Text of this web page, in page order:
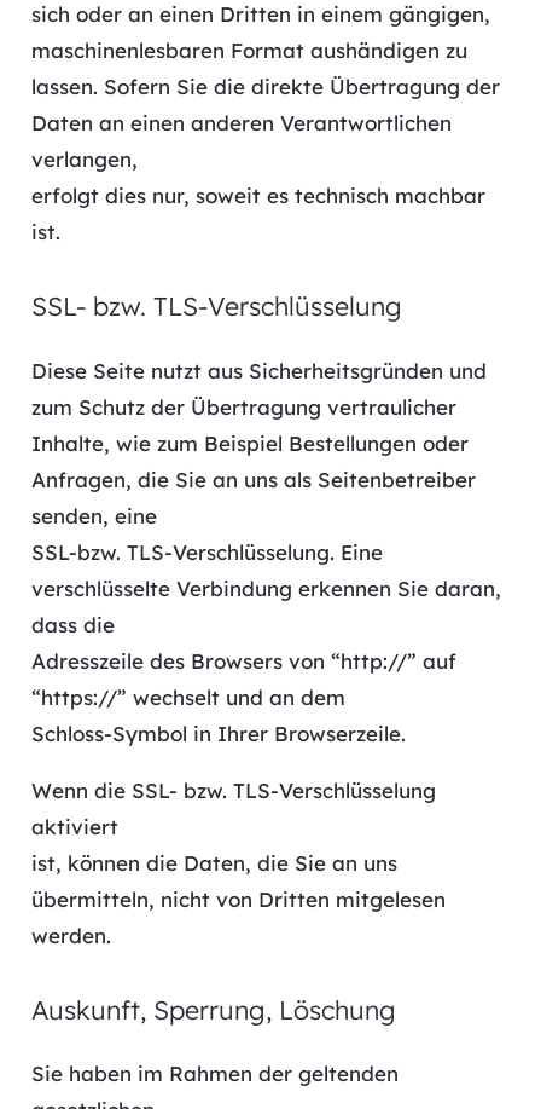
sich oder an einen Dritten in einem gängigen,
maschinenlesbaren Format aushändigen zu
lassen. Sofern Sie die direkte Übertragung der
Daten an einen anderen Verantwortlichen
verlangen,
erfolgt dies nur, soweit es technisch machbar
ist.
SSL- bzw. TLS-Verschlüsselung
Diese Seite nutzt aus Sicherheitsgründen und
zum Schutz der Übertragung vertraulicher
Inhalte, wie zum Beispiel Bestellungen oder
Anfragen, die Sie an uns als Seitenbetreiber
senden, eine
SSL-bzw. TLS-Verschlüsselung. Eine
verschlüsselte Verbindung erkennen Sie daran,
dass die
Adresszeile des Browsers von “http://” auf
“https://” wechselt und an dem
Schloss-Symbol in Ihrer Browserzeile.
Wenn die SSL- bzw. TLS-Verschlüsselung
aktiviert
ist, können die Daten, die Sie an uns
übermitteln, nicht von Dritten mitgelesen
werden.
Auskunft, Sperrung, Löschung
Sie haben im Rahmen der geltenden